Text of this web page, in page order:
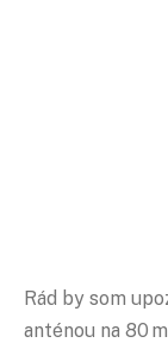
Rád by som
anténou na 80